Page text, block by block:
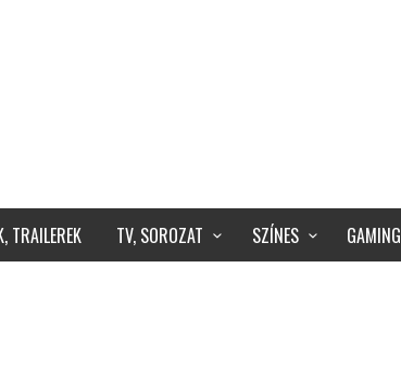
TRAILEREK TV, SOROZAT SZÍNES GAMING